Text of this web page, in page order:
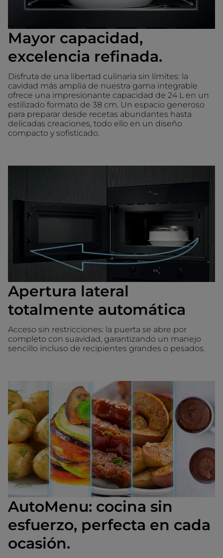
Mayor capacidad,
excelencia refinada.
Disfruta de una libertad culinaria sin límites: la
cavidad más amplia de nuestra gama integrable
ofrece una impresionante capacidad de 24 L en un
estilizado formato de 38 cm. Un espacio generoso
para preparar desde recetas abundantes hasta
delicadas creaciones, todo ello en un diseño
compacto y sofisticado.
Apertura lateral
totalmente automática
Acceso sin restricciones: la puerta se abre por
completo con suavidad, garantizando un manejo
sencillo incluso de recipientes grandes o pesados.
AutoMenu: cocina sin
esfuerzo, perfecta en cada
ocasión.